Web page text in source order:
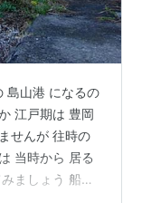
島山港 になるの
江戸期は 豊岡
せんが 往時の
当時から 居る
ましょう 船を